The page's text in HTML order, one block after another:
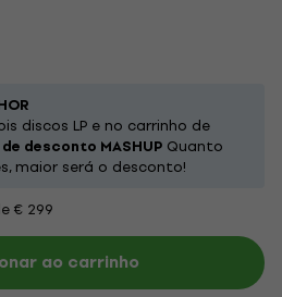
discos LP e no carrinho de
desconto MASHUP Quanto
maior será o desconto!
€ 299
ao carrinho